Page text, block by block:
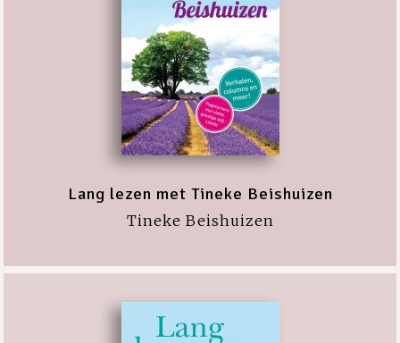
Lang lezen met Tineke Beishuizen
Tineke Beishuizen